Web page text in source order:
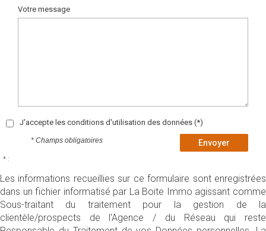
Votre message
J'accepte les conditions d'utilisation des données (*)
Envoyer
* Champs obligatoires
* :
Les informations recueillies sur ce formulaire sont enregistrées
dans un fichier informatisé par La Boite Immo agissant comme
Sous-traitant du traitement pour la gestion de la
clientèle/prospects de l'Agence / du Réseau qui reste